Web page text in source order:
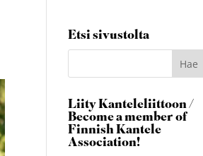
Etsi sivustolta
Liity Kanteleliittoon /
Become a member of
Finnish Kantele
Association!